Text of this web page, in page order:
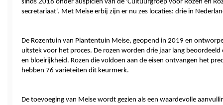
sinds 2018 onder auspiciën van de 'Cultuurgroep voor Rozen en
secretariaat'. Met Meise erbij zijn er nu zes locaties: drie in
De Rozentuin van Plantentuin Meise, geopend in 2019 en
uitstek voor het proces. De rozen worden drie jaar lang
en bloeirijkheid. Rozen die voldoen aan de eisen ontvangen het
hebben 76 variëteiten dit keurmerk.
De toevoeging van Meise wordt gezien als een waardevolle